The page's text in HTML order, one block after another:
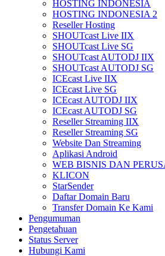
HOSTING INDONESIA
HOSTING INDONESIA 2
Reseller Hosting
SHOUTcast Live IIX
SHOUTcast Live SG
SHOUTcast AUTODJ IIX
SHOUTcast AUTODJ SG
ICEcast Live IIX
ICEcast Live SG
ICEcast AUTODJ IIX
ICEcast AUTODJ SG
Reseller Streaming IIX
Reseller Streaming SG
Website Dan Streaming
Aplikasi Android
WEB BISNIS DAN
KLICON
StarSender
Daftar Domain Baru
Transfer Domain Ke Kami
Pengumuman
Pengetahuan
Status Server
Hubungi Kami